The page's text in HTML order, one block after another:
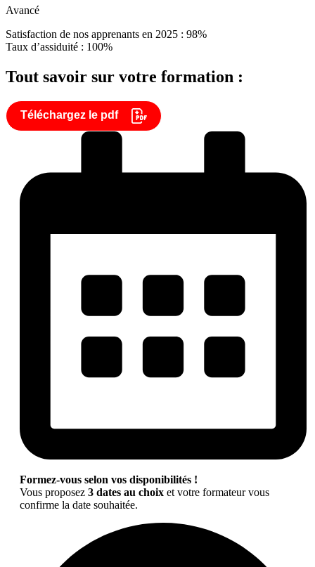
Avancé
Satisfaction de nos apprenants en 2025 : 98%
Taux d’assiduité : 100%
Tout savoir sur votre formation :
Téléchargez le pdf
Formez-vous selon vos disponibilités !
Vous proposez 3 dates au choix et votre formateur vous
confirme la date souhaitée.